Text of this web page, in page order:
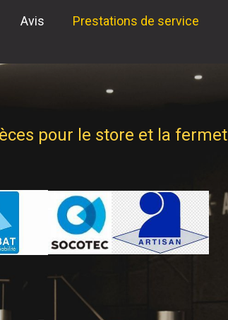
Avis Prestations de service
pour le store et la